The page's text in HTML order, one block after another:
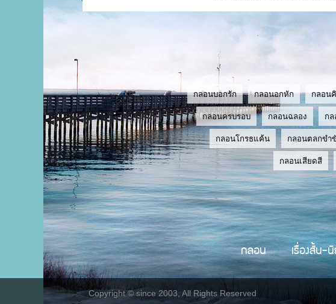
กลอนบอกรัก กลอนอกหัก กลอน
กลอนครบรอบ กลอนฉลอง กล
กลอนโกรธแค้น กลอนตลกขำ
กลอนเสียดสี
กลอน เรื่องสั้น-
Copyright © since 2003, All Rights Reserved